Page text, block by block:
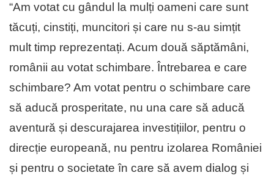
“Am votat cu gândul la mulți oameni care sunt
tăcuți, cinstiți, muncitori și care nu s-au simțit
mult timp reprezentați. Acum două săptămâni,
românii au votat schimbare. Întrebarea e care
schimbare? Am votat pentru o schimbare care
să aducă prosperitate, nu una care să aducă
aventură și descurajarea investițiilor, pentru o
direcție europeană, nu pentru izolarea României
și pentru o societate în care să avem dialog și